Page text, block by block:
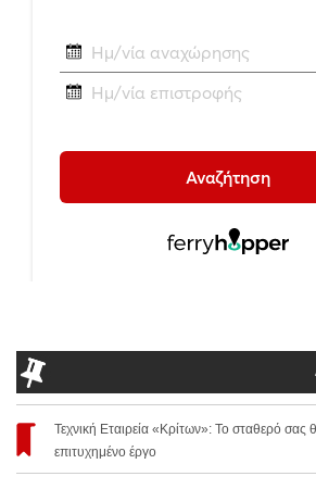
Τεχνική Εταιρεία «Κρίτων»: Το σταθερό σας
επιτυχημένο έργο